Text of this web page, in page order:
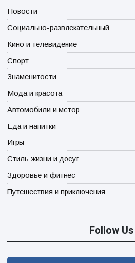
Новости
Социально-развлекательный
Кино и телевидение
Спорт
Знаменитости
Мода и красота
Автомобили и мотор
Еда и напитки
Игры
Стиль жизни и досуг
Здоровье и фитнес
Путешествия и приключения
Follow Us